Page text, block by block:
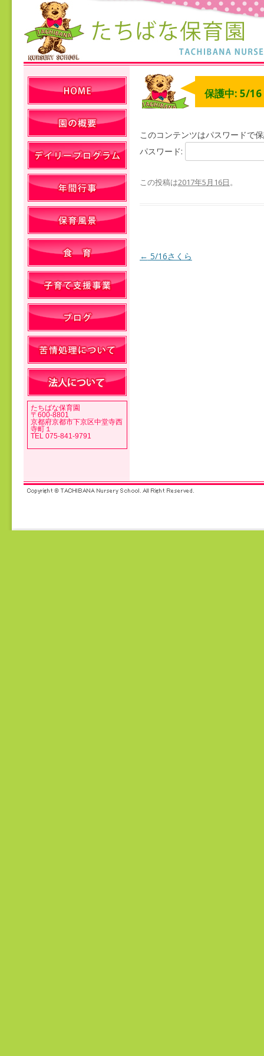
保護中: 5/16
このコンテンツはパスワードで
パスワード:
この投稿は2017年5月16日。
投稿ナビゲーション
← 5/16さくら
たちばな保育園
〒600-8801
京都府京都市下京区中堂寺西
寺町１
TEL 075-841-9791